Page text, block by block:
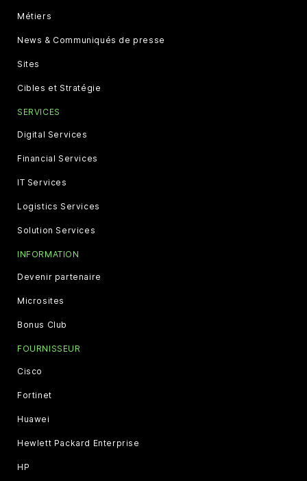
Métiers
News & Communiqués de presse
Sites
Cibles et Stratégie
SERVICES
Digital Services
Financial Services
IT Services
Logistics Services
Solution Services
INFORMATION
Devenir partenaire
Microsites
Bonus Club
FOURNISSEUR
Cisco
Fortinet
Huawei
Hewlett Packard Enterprise
HP